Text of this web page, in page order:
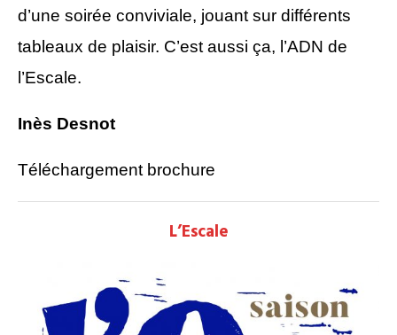
d’une soirée conviviale, jouant sur différents
tableaux de plaisir. C’est aussi ça, l’ADN de
l’Escale.
Inès Desnot
Téléchargement brochure
L’Escale